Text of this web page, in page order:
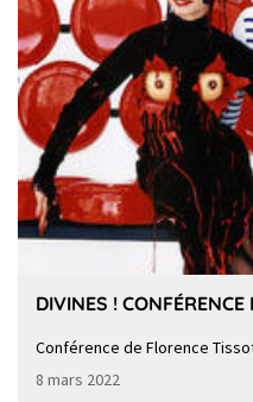
DIVINES !
Conférence de Florence
8 mars 2022